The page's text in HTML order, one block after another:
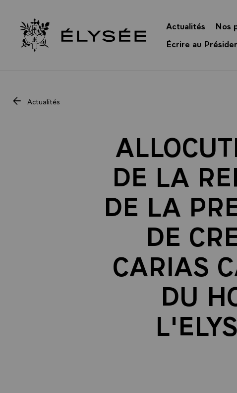
Retour à l’accueil Élysée
Actualités Nos
Écrire au
Actualités
DE LA
DE LA
DE
CARIAS
DU